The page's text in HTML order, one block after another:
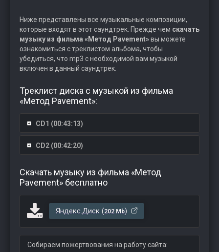
Ниже представлены все музыкальные композиции,
которые входят в этот саундтрек. Прежде чем скачать
музыку из фильма «Метод Pavement»вы можете
ознакомиться с треклистом альбома, чтобы
убедиться, что mp3 с необходимой вам музыкой
включен в данный саундтрек.
Треклист диска с музыкой из фильма
«Метод Pavement»:
CD1 (00:43:13)
CD2 (00:42:20)
Скачать музыку из фильма «Метод
Pavement» бесплатно
Яндекс.Диск (202 Mb)
Собираем пожертвования на работу сайта: